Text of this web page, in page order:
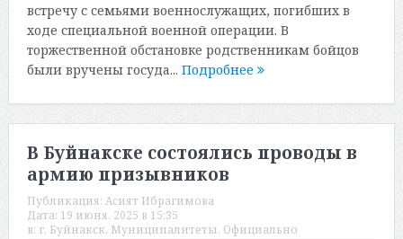
встречу с семьями военнослужащих, погибших в
ходе специальной военной операции. В
торжественной обстановке родственникам бойцов
были вручены госуда... Подробнее
В Буйнакске состоялись проводы в
армию призывников
Публикация: Асият Ибрагимова
Дата: 19 июня, 2025 в 15:35
в: г. Буйнакск, Муниципалитеты, Официально